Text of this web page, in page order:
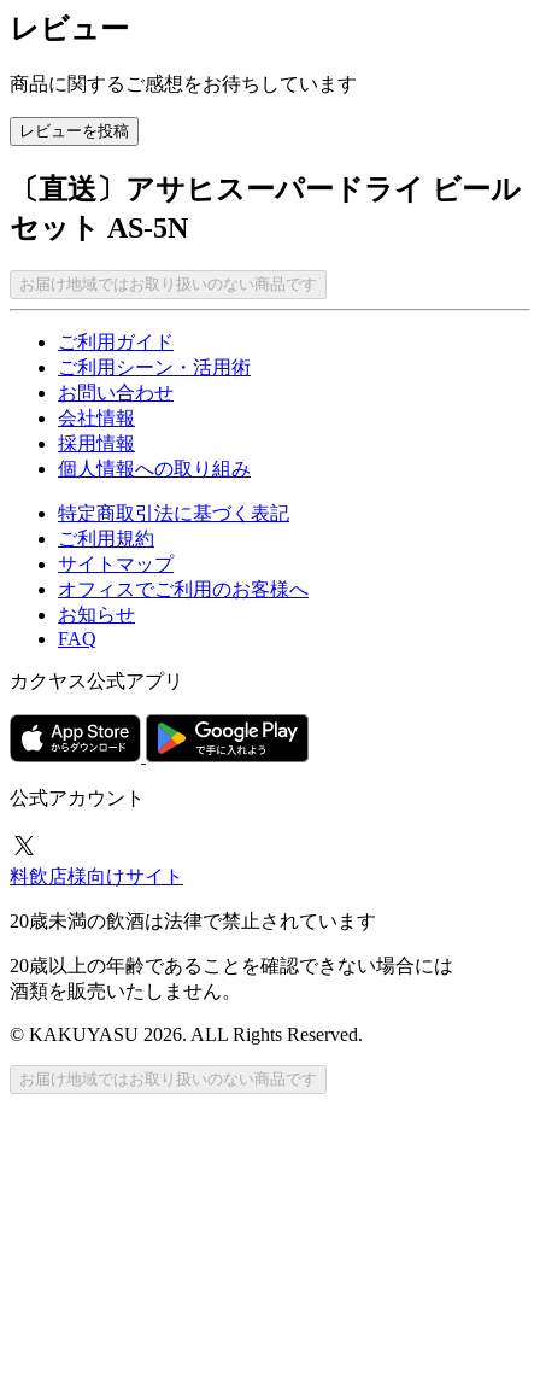
レビュー
商品に関するご感想をお待ちしています
レビューを投稿
〔直送〕アサヒスーパードライ ビール
セット AS-5N
お届け地域ではお取り扱いのない商品です
ご利用ガイド
ご利用シーン・活用術
お問い合わせ
会社情報
採用情報
個人情報への取り組み
特定商取引法に基づく表記
ご利用規約
サイトマップ
オフィスでご利用のお客様へ
お知らせ
FAQ
カクヤス公式アプリ
公式アカウント
料飲店様向けサイト
20歳未満の飲酒は法律で禁止されています
20歳以上の年齢であることを確認できない場合には
酒類を販売いたしません。
© KAKUYASU 2026. ALL Rights Reserved.
お届け地域ではお取り扱いのない商品です